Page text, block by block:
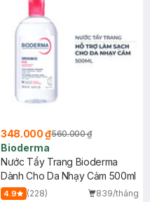
348.000 ₫560.000 ₫
Bioderma
Nước Tẩy Trang Bioderma
Dành Cho Da Nhạy Cảm 500ml
4.9 (228)
839/tháng